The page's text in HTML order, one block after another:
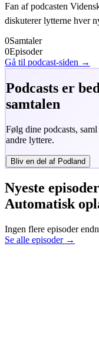
Fan af podcasten
diskuterer lytterne hver
0Samtaler
0Episoder
Gå til podcast-siden →
Podcasts er
samtalen
Følg dine podcasts,
andre lyttere.
Bliv en del af Podland
Nyeste
Automatisk
Ingen flere episoder
Se alle episoder →